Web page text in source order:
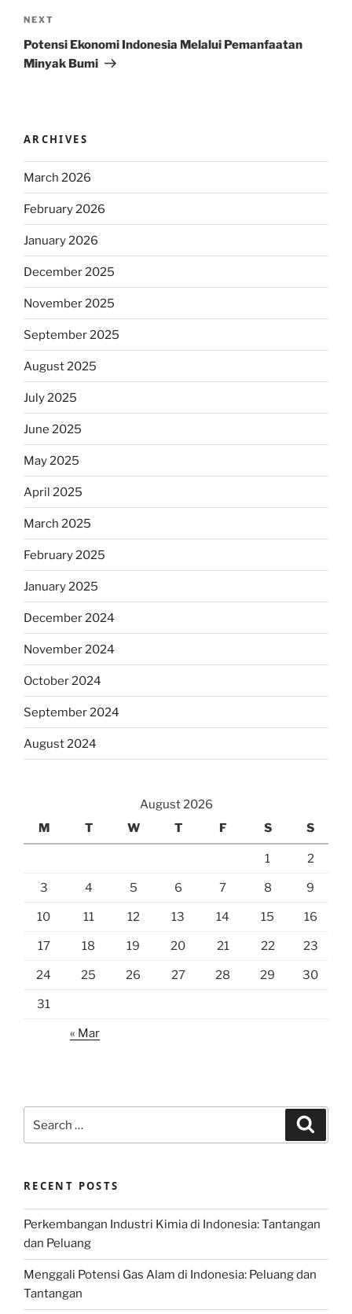
Next
Post
NEXT
Potensi Ekonomi Indonesia Melalui Pemanfaatan
Minyak Bumi
ARCHIVES
March 2026
February 2026
January 2026
December 2025
November 2025
September 2025
August 2025
July 2025
June 2025
May 2025
April 2025
March 2025
February 2025
January 2025
December 2024
November 2024
October 2024
September 2024
August 2024
August 2026
M
T W T F S S
1 2
3 4 5 6 7 8 9
10 11 12 13 14 15 16
17 18 19 20 21 22 23
24 25 26 27 28 29 30
31
« Mar
for:
RECENT POSTS
Perkembangan Industri Kimia di Indonesia: Tantangan
dan Peluang
Menggali Potensi Gas Alam di Indonesia: Peluang dan
Tantangan